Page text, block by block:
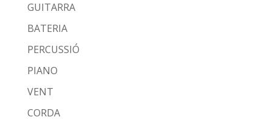
GUITARRA
BATERIA
PERCUSSIÓ
PIANO
VENT
CORDA